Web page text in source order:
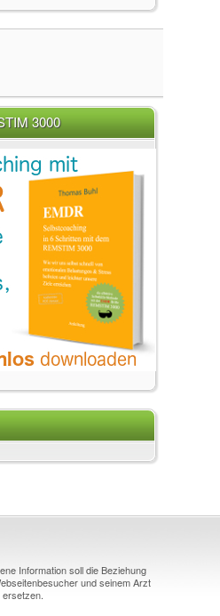
3000
Information soll die Beziehung
und seinem Arzt